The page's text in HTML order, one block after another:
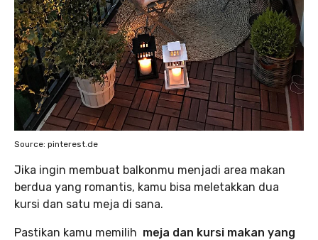
Source: pinterest.de
Jika ingin membuat balkonmu menjadi area makan
berdua yang romantis, kamu bisa meletakkan dua
kursi dan satu meja di sana.
Pastikan kamu memilih meja dan kursi makan yang